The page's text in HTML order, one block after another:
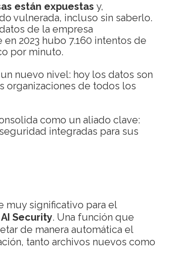
están expuestas y,
vulnerada, incluso sin saberlo.
de la empresa
2023 hubo 7.160 intentos de
por minuto.
nuevo nivel: hoy los datos son
organizaciones de todos los
como un aliado clave:
integradas para sus
muy significativo para el
Security. Una función que
de manera automática el
tanto archivos nuevos como